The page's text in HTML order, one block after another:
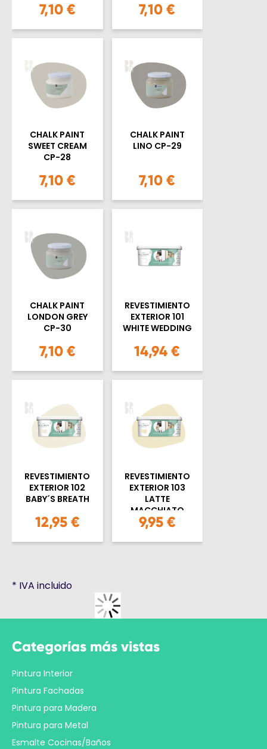
7,10 € 7,10 €
CHALK PAINT
SWEET CREAM
CP-28
7,10 €
CHALK PAINT
LINO CP-29
7,10 €
CHALK PAINT
LONDON GREY
CP-30
7,10 €
REVESTIMIENTO
EXTERIOR 101
WHITE WEDDING
14,94 €
REVESTIMIENTO
EXTERIOR 102
BABY´S BREATH
12,95 €
REVESTIMIENTO
EXTERIOR 103
LATTE
MACCHIATO
9,95 €
* IVA incluido
Categorías más vistas
Pintura Interior
Pintura Fachadas
Pintura para Madera
Pintura para Metal
Esmalte Cocinas/Baños